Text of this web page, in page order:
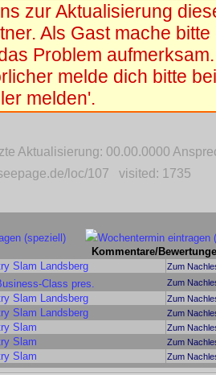
zur Aktualisierung
Als Gast mache
Problem aufmerksam.
melde dich bitte
melden'.
Aktualisierung: 00.00.0000
loc/107 visited: 1735
(speziell)
Wochentermin eintragen
Kommentare/
Slam Landsberg Zum
Class pres. Zum
Slam Landsberg Zum
Slam Landsberg Zum
Slam Zum
Slam Zum
Slam Zum